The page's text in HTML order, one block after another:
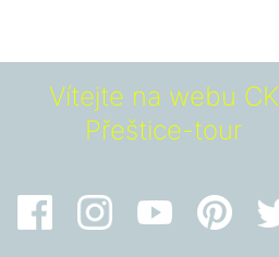
Vítejte na webu CK
Přeštice-tour